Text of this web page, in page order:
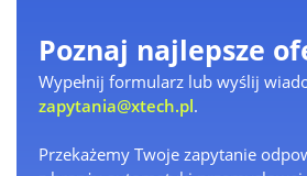
Poznaj najlepsze
Wypełnij formularz lub wyślij
zapytania@xtech.pl.
Przekażemy Twoje zapytanie